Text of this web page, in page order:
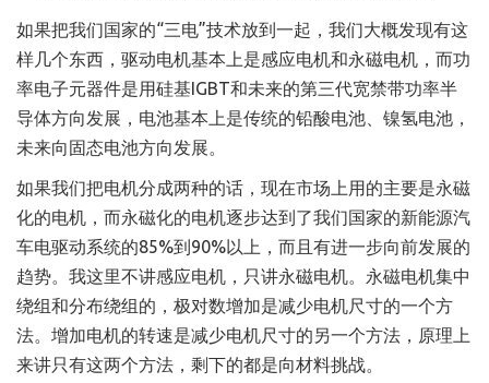
如果把我们国家的“三电”技术放到一起，我们大概发现有这
样几个东西，驱动电机基本上是感应电机和永磁电机，而功
率电子元器件是用硅基IGBT和未来的第三代宽禁带功率半
导体方向发展，电池基本上是传统的铅酸电池、镍氢电池，
未来向固态电池方向发展。
如果我们把电机分成两种的话，现在市场上用的主要是永磁
化的电机，而永磁化的电机逐步达到了我们国家的新能源汽
车电驱动系统的85%到90%以上，而且有进一步向前发展的
趋势。我这里不讲感应电机，只讲永磁电机。永磁电机集中
绕组和分布绕组的，极对数增加是减少电机尺寸的一个方
法。增加电机的转速是减少电机尺寸的另一个方法，原理上
来讲只有这两个方法，剩下的都是向材料挑战。